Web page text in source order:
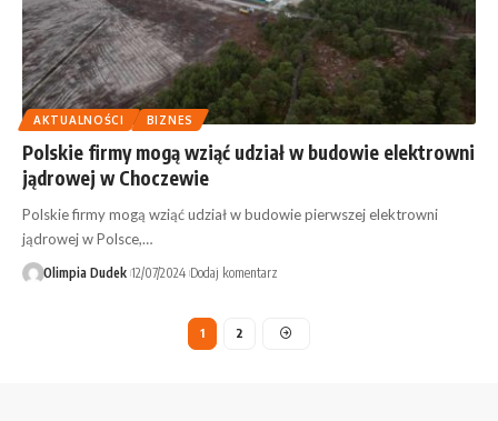
AKTUALNOŚCI BIZNES
Polskie firmy mogą wziąć udział w budowie elektrowni
jądrowej w Choczewie
Polskie firmy mogą wziąć udział w budowie pierwszej elektrowni
jądrowej w Polsce,…
Olimpia Dudek 12/07/2024 Dodaj komentarz
1 2